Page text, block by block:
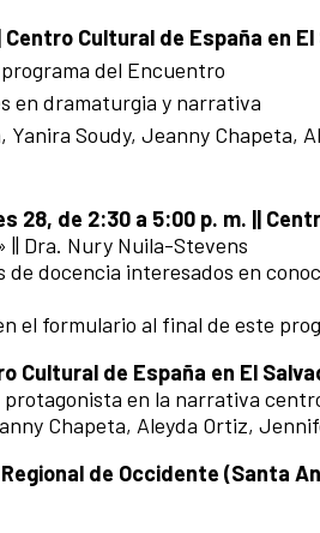
Cultural de España en
del Encuentro
en dramaturgia y narrativa
Soudy, Jeanny Chapeta,
28, de 2:30 a 5:00 p. m. ||
|| Dra. Nury Nuila-Stevens
docencia interesados en
el formulario al final de este
Cultural de España en El
en la narrativa
Chapeta, Aleyda Ortiz,
de Occidente (Santa